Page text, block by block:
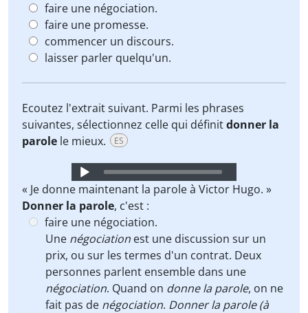
faire une négociation.
faire une promesse.
commencer un discours.
laisser parler quelqu'un.
Ecoutez l'extrait suivant. Parmi les phrases
suivantes, sélectionnez celle qui définitdonner la
parole le mieux. ES
Audio
Player
« Je donne maintenant la parole à Victor Hugo. »
Donner la parole, c'est :
faire une négociation.
Une négociation est une discussion sur un
prix, ou sur les termes d'un contrat. Deux
personnes parlent ensemble dans une
négociation. Quand on donne la parole, on ne
fait pas de négociation. Donner la parole (à